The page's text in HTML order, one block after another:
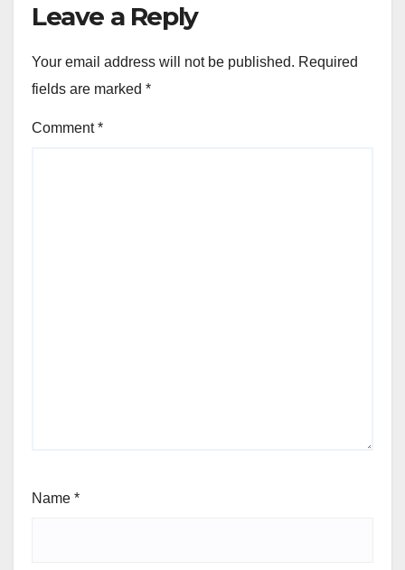
Leave a Reply
Your email address will not be published. Required
fields are marked *
Comment*
Name *